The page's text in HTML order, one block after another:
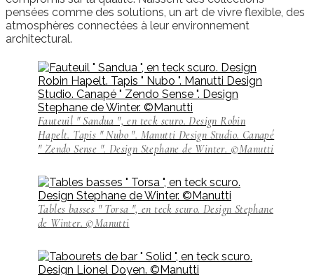
pensées comme des solutions, un art de vivre flexible, des
atmosphères connectées à leur environnement
architectural.
Fauteuil " Sandua ", en teck scuro. Design Robin
Hapelt. Tapis " Nubo ". Manutti Design Studio. Canapé
" Zendo Sense ". Design Stephane de Winter. ©Manutti
Tables basses " Torsa ", en teck scuro. Design Stephane
de Winter. ©Manutti